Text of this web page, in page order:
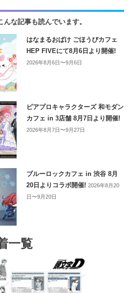
な記事も読んでいます。
はなまるおばけ ごほうびカフェ
HEP FIVEにて8月6日より開催!
2026年8月6日〜9月6日
ピアプロキャラクターズ 和モダン
カフェ in 3店舗 8月7日より開催!
2026年8月7日〜9月27日
ブルーロックカフェ in 渋谷 8月
20日よりコラボ開催!2026年8月20
日〜9月20日
一覧